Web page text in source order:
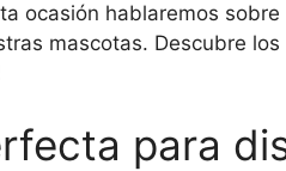
ocasión hablaremos
mascotas. Descubre los
para